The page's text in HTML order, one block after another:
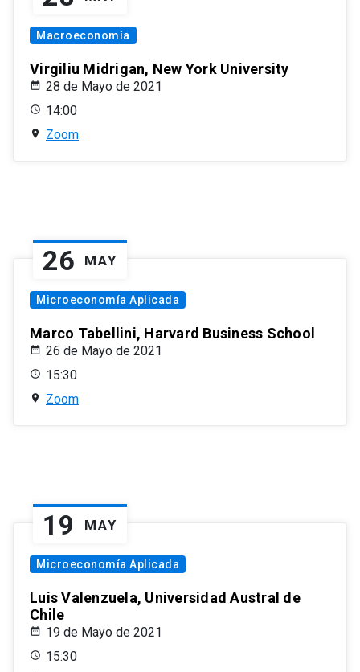
Macroeconomía
Virgiliu Midrigan, New York University
28 de Mayo de 2021
14:00
Zoom
26 MAY
Microeconomía Aplicada
Marco Tabellini, Harvard Business School
26 de Mayo de 2021
15:30
Zoom
19 MAY
Microeconomía Aplicada
Luis Valenzuela, Universidad Austral de
Chile
19 de Mayo de 2021
15:30